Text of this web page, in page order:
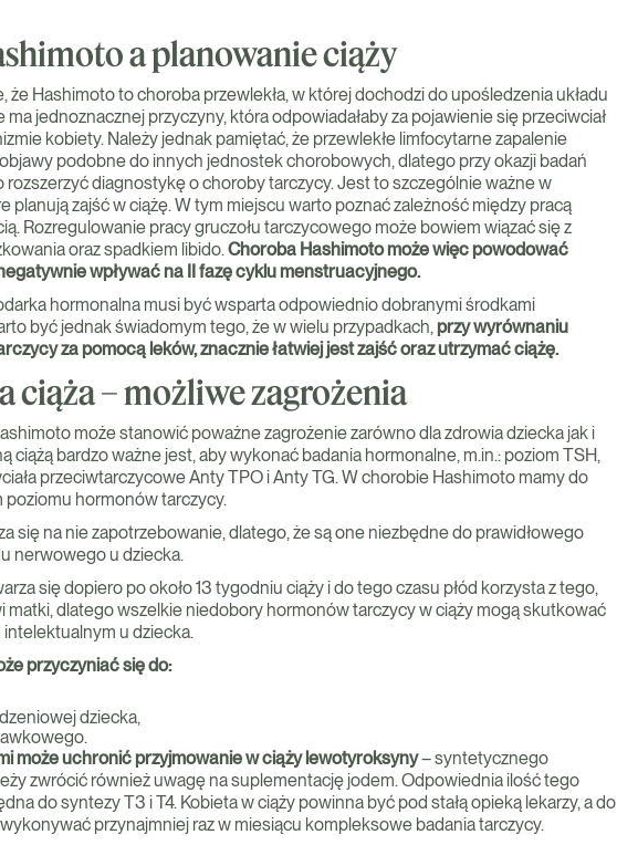
a planowanie ciąży
że Hashimoto to choroba przewlekła, w której dochodzi do upośledzenia układu
jednoznacznej przyczyny, która odpowiadałaby za pojawienie się przeciwciał
kobiety. Należy jednak pamiętać, że przewlekłe limfocytarne zapalenie
podobne do innych jednostek chorobowych, dlatego przy okazji badań
diagnostykę o choroby tarczycy. Jest to szczególnie ważne w
planują zajść w ciążę. W tym miejscu warto poznać zależność między pracą
Rozregulowanie pracy gruczołu tarczycowego może bowiem wiązać się z
oraz spadkiem libido.Choroba Hashimoto może więc powodować
wpływać na II fazę cyklu menstruacyjnego.
hormonalna musi być wsparta odpowiednio dobranymi środkami
być jednak świadomym tego, że w wielu przypadkach, przy wyrównaniu
za pomocą leków, znacznie łatwiej jest zajść oraz utrzymać ciążę.
ciąża – możliwe zagrożenia
może stanowić poważne zagrożenie zarówno dla zdrowia dziecka jak i
ciążą bardzo ważne jest, aby wykonać badania hormonalne, m.in.: poziom TSH,
przeciwtarczycowe Anty TPO i Anty TG. W chorobie Hashimoto mamy do
poziomu hormonów tarczycy.
się na nie zapotrzebowanie, dlatego, że są one niezbędne do prawidłowego
nerwowego u dziecka.
się dopiero po około 13 tygodniu ciąży i do tego czasu płód korzysta z tego,
matki, dlatego wszelkie niedobory hormonów tarczycy w ciąży mogą skutkować
u dziecka.
przyczyniać się do:
dziecka,
może uchronić przyjmowanie w ciąży lewotyroksyny– syntetycznego
zwrócić również uwagę na suplementację jodem. Odpowiednia ilość tego
do syntezy T3 i T4. Kobieta w ciąży powinna być pod stałą opieką lekarzy, a do
przynajmniej raz w miesiącu kompleksowe badania tarczycy.